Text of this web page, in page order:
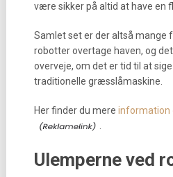
være sikker på altid at have en
Samlet set er der altså mange
robotter overtage haven, og
overveje, om det er tid til at
traditionelle græsslåmaskine.
Her finder du mere information
Ulemperne ved